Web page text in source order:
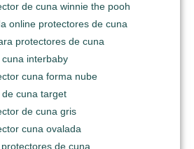
de cuna winnie the pooh
online protectores de cuna
protectores de cuna
interbaby
cuna forma nube
cuna target
de cuna gris
cuna ovalada
de cuna